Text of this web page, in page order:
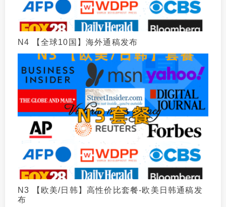
N4 【全球10国】海外通稿发布
N3 【欧美/日韩】高性价比套餐-欧美日韩通稿发
布